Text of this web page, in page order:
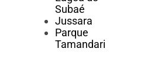
Subaé
Jussara
Parque
Tamandari